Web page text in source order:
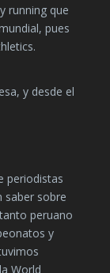
running que
pues
y desde el
periodistas
saber sobre
peruano
y
World